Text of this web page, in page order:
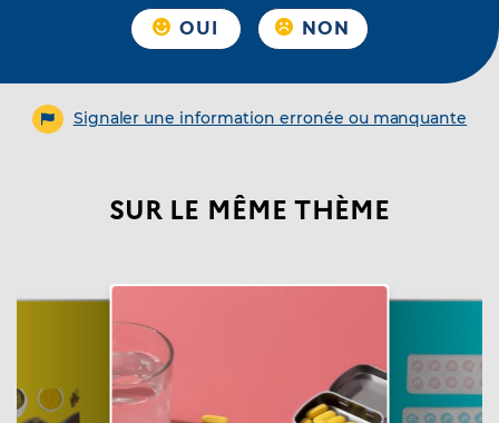
OUI NON
Signaler une information erronée ou manquante
SUR LE MÊME THÈME